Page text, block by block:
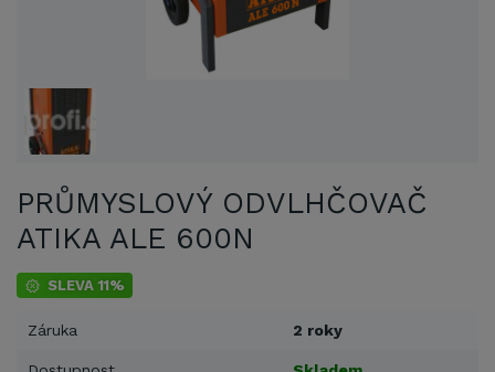
PRŮMYSLOVÝ ODVLHČOVAČ
ATIKA ALE 600N
SLEVA 11%
Záruka 2 roky